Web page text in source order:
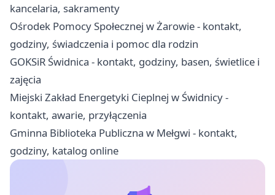
kancelaria, sakramenty
Ośrodek Pomocy Społecznej w Żarowie - kontakt,
godziny, świadczenia i pomoc dla rodzin
GOKSiR Świdnica - kontakt, godziny, basen, świetlice i
zajęcia
Miejski Zakład Energetyki Cieplnej w Świdnicy -
kontakt, awarie, przyłączenia
Gminna Biblioteka Publiczna w Mełgwi - kontakt,
godziny, katalog online